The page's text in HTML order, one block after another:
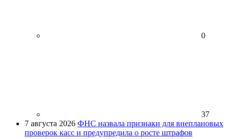
0
37
7 августа 2026 ФНС назвала признаки для внеплановых
проверок касс и предупредила о росте штрафов